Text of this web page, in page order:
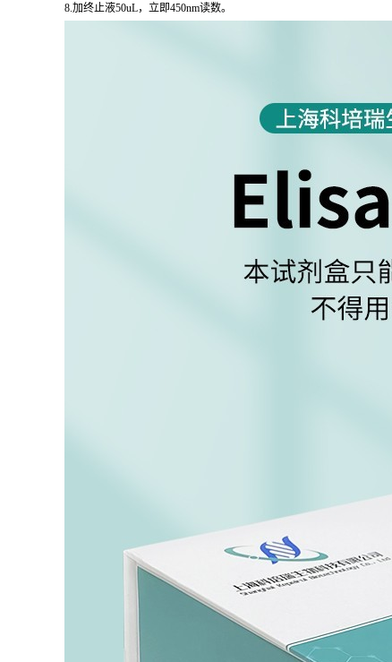
8.加终止液50uL，立即450nm读数。